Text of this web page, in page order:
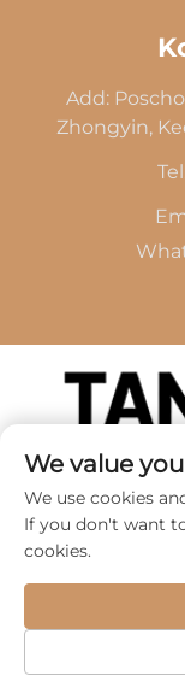
Add:
Zhongyin,
Autorské
TANG CAI
We value
We use cookies
If you don't want
cookies.